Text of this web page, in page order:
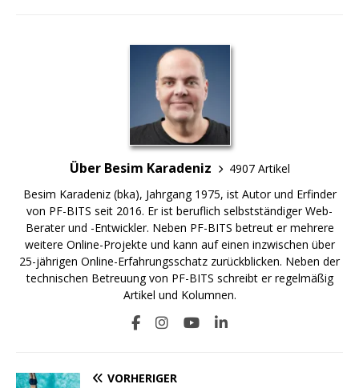
Über Besim Karadeniz
4907 Artikel
Besim Karadeniz (bka), Jahrgang 1975, ist Autor und Erfinder
von PF-BITS seit 2016. Er ist beruflich selbstständiger Web-
Berater und -Entwickler. Neben PF-BITS betreut er mehrere
weitere Online-Projekte und kann auf einen inzwischen über
25-jährigen Online-Erfahrungsschatz zurückblicken. Neben der
technischen Betreuung von PF-BITS schreibt er regelmäßig
Artikel und Kolumnen.
VORHERIGER